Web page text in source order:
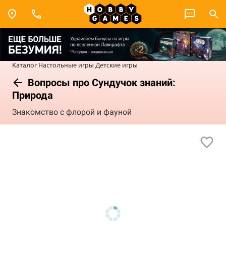
Каталог Настольные игры Детские игры
Вопросы про Сундучок знаний:
Природа
Знакомство с флорой и фауной